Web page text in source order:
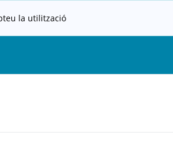
la utilització